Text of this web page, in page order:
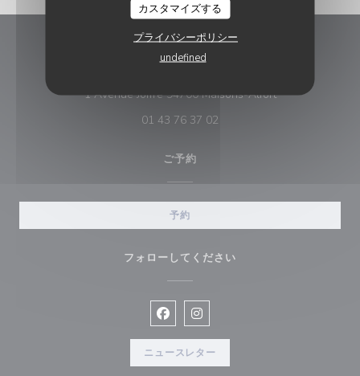
カスタマイズする
プライバシーポリシー
undefined
Le Pavillon Bleu
1 Avenue Joffre 94700 Maisons-Alfort((新しいウィン
01 43 76 37 02
ご予約
予約
フォローしてください
Facebook ((新しいウィンドウで
Instagram ((新しいウィンド
ニュースレター